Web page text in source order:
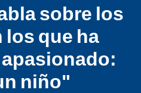
sobre los
los que ha
niño"